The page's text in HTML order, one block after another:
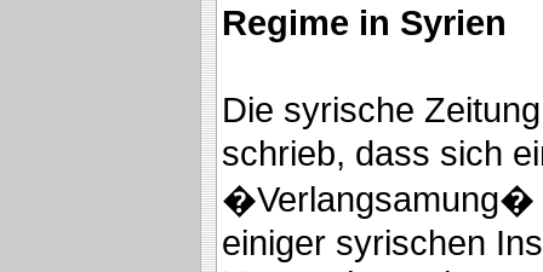
Regime in Syrien
Die syrische
schrieb, dass sich
�Verlangsamung�
einiger syrischen